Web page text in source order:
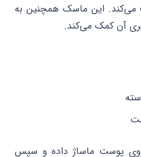
این ماسک همچنین به
آن کمک می‌کند.
پوست ماساژ داده و سپس